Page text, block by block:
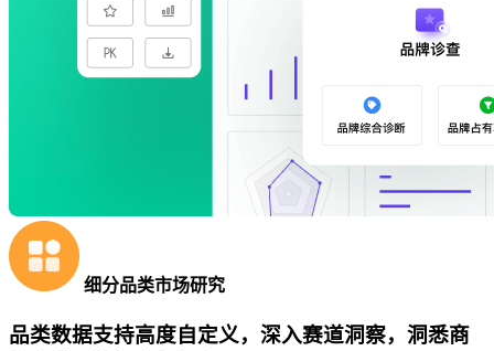
细分品类市场研究
品类数据支持高度自定义，深入赛道洞察，洞悉商